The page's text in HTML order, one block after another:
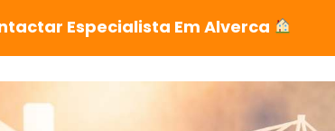
Especialista Em Alverca